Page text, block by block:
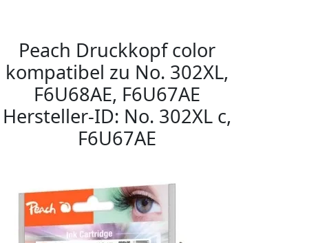
Peach Druckkopf color
kompatibel zu No. 302XL,
F6U68AE, F6U67AE
Hersteller-ID: No. 302XL c,
F6U67AE